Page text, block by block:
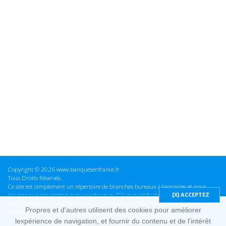
Copyright © 2026 www.banquesenfrance.fr
Tous Droits Réservés.
Ce site est simplement un répertoire de branches bureaux / bancaires et nous
n'avons aucune relation avec une banque. S'il vous plaît vérifier ces informations
avant d'effectuer toute opération, nous ne sommes pas responsables des erreurs
ou des omissions dans les informations que nous fournissons.
Propres et d'autres utilisent des cookies pour améliorer
lexpérience de navigation, et fournir du contenu et de l'intérêt